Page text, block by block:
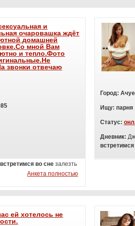
и
очаровашка ждёт
домашней
мной Вам
и тепло.Фото
звонки отвечаю
встретимся во сне залезть
Анкета полностью
Город:
Ищу: парня
Статус:
Дневник:
ей хотелось не